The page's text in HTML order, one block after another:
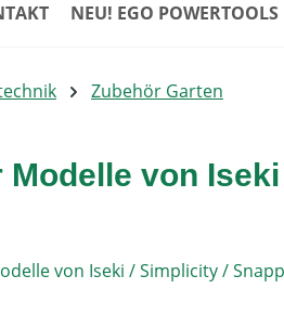
NEU! EGO
Zubehör Garten
von